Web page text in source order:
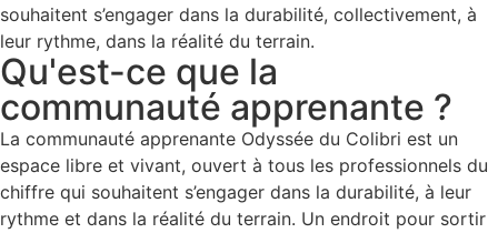
souhaitent s’engager dans la durabilité, collectivement, à
leur rythme, dans la réalité du terrain.
Qu'est-ce que la
communauté apprenante ?
La communauté apprenante Odyssée du Colibri est un
espace libre et vivant, ouvert à tous les professionnels du
chiffre qui souhaitent s’engager dans la durabilité, à leur
rythme et dans la réalité du terrain. Un endroit pour sortir